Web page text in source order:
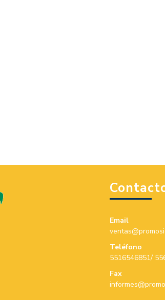
Email
Teléfono
5516546851/
Fax